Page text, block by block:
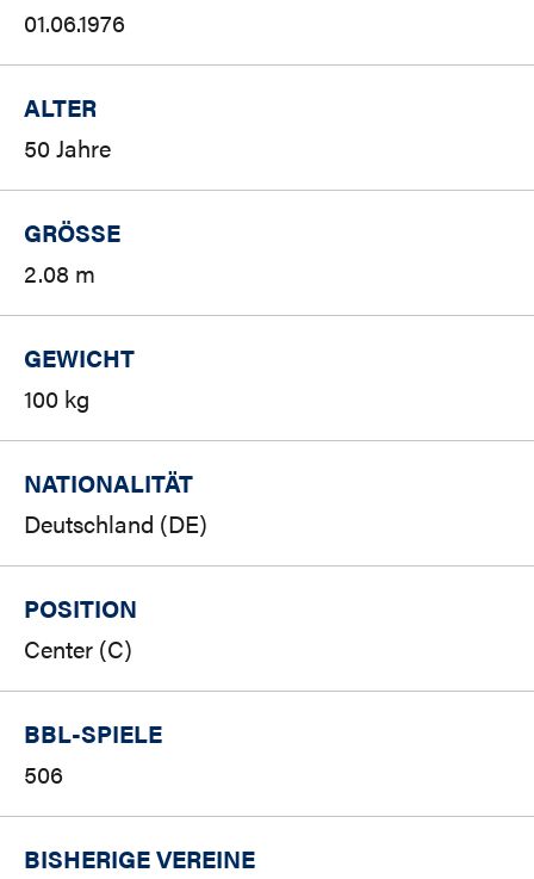
01.06.1976
ALTER
50 Jahre
GRÖSSE
2.08 m
GEWICHT
100 kg
NATIONALITÄT
Deutschland (DE)
POSITION
Center (C)
BBL-SPIELE
506
BISHERIGE VEREINE